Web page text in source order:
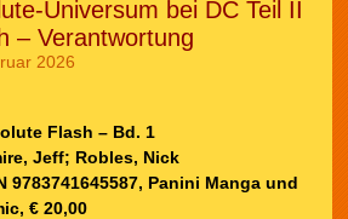
Universum bei DC Teil II
– Verantwortung
2026
Flash – Bd. 1
Jeff; Robles, Nick
9783741645587, Panini Manga und
€ 20,00